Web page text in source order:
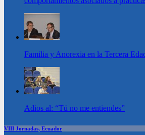
Familia y Anorexia en la Tercera
Adios al: “Tú no me entiendes”
VIII Jornadas, Ecuador